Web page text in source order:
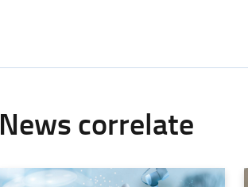
News correlate